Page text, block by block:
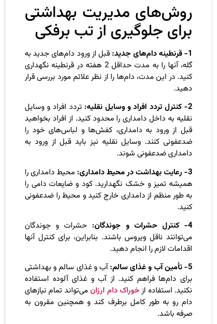
مدیریت بهداشتی
جلوگیری از تب برفکی
قبل از ورود دام‌های جدید به
گله، آنها را به مدت حداقل 2 هفته در قرنطینه نگهداری
در این مدت، دام‌ها را از نظر علائم مورد بررسی قرار
تردد افراد و وسایل
به داخل دامداری را محدود کنید. از افراد بخواهید
از ورود به دامداری، کفش‌ها و لباس‌های خود را
کنند. وسایل نقلیه نیز باید قبل از ورود به
ضدعفونی شوند.
محیط دامداری را
تمیز و خشک نگهدارید. کود و ضایعات دامی را
طور منظم از دامداری خارج کنید و محیط را ضدعفونی
حشرات و جوندگان
ناقل ویروس باشند. بنابراین، برای کنترل آنها
لازم را انجام دهید.
آب و غذای سالم و بهداشتی
دام‌ها فراهم کنید. از آب و غذای آلوده استفاده
استفاده ازخوراک دام ارزانمی‌تواند تمام نیازهای
رو به طور کامل برطرف کند و همچنین مقرون به
باشد.